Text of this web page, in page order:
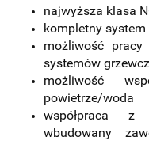
najwyższa klasa
kompletny system
możliwość
systemów
możliwość
powietrze/woda
współpraca z
wbudowany